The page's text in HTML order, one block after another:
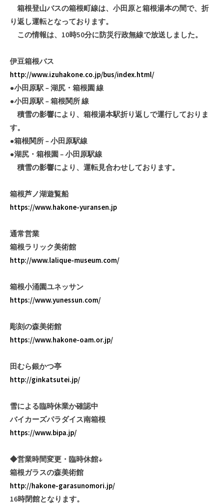
箱根登山バスの箱根町線は、小田原と箱根湯本の間で、折
り返し運転となっております。
この情報は、10時50分に防災行政無線で放送しました。
伊豆箱根バス
http://www.izuhakone.co.jp/bus/index.html/
●小田原駅 – 湖尻・箱根園 線
●小田原駅 – 箱根関所 線
積雪の影響により、箱根湯本駅折り返しで運行しておりま
す。
●箱根関所 – 小田原駅線
●湖尻・箱根園 – 小田原駅線
積雪の影響により、運転見合わせしております。
箱根芦ノ湖遊覧船
https://www.hakone-yuransen.jp
通常営業
箱根ラリック美術館
http://www.lalique-museum.com/
箱根小涌園ユネッサン
https://www.yunessun.com/
彫刻の森美術館
https://www.hakone-oam.or.jp/
田むら銀かつ亭
http://ginkatsutei.jp/
雪による臨時休業か確認中
バイカーズパラダイス南箱根
https://www.bipa.jp/
◆営業時間変更・臨時休館↓
箱根ガラスの森美術館
http://hakone-garasunomori.jp/
16時閉館となります。